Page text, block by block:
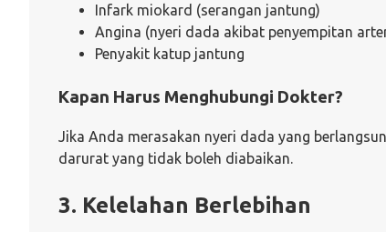
Infark miokard (serangan jantung)
Angina (nyeri dada akibat penyempitan
Penyakit katup jantung
Kapan Harus Menghubungi Dokter?
Jika Anda merasakan nyeri dada yang
darurat yang tidak boleh diabaikan.
3. Kelelahan Berlebihan